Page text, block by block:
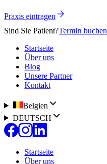
Praxis eintragen
Sind Sie Patient?Termin buchen
Startseite
Über uns
Blog
Unsere Partner
Kontakt
Belgien
DEUTSCH
Startseite
Über uns